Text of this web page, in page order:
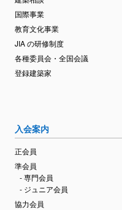
国際事業
教育文化事業
JIA の研修制度
各種委員会・全国会議
登録建築家
入会案内
正会員
準会員
- 専門会員
- ジュニア会員
協力会員